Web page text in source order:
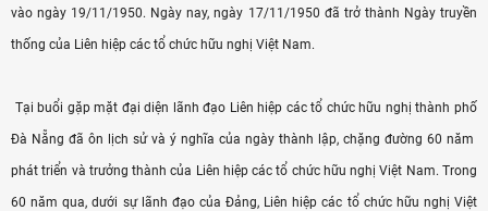
vào ngày 19/11/1950. Ngày nay, ngày 17/11/1950 đã trở thành Ngày truyền
thống của Liên hiệp các tổ chức hữu nghị Việt Nam.
Tại buổi gặp mặt đại diện lãnh đạo Liên hiệp các tổ chức hữu nghị thành phố
Đà Nẵng đã ôn lịch sử và ý nghĩa của ngày thành lập, chặng đường 60 năm
phát triển và trưởng thành của Liên hiệp các tổ chức hữu nghị Việt Nam. Trong
60 năm qua, dưới sự lãnh đạo của Đảng, Liên hiệp các tổ chức hữu nghị Việt